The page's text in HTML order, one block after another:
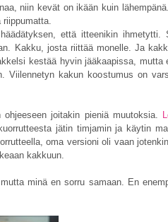
niin kevät on ikään kuin
riippumatta.
että itteenikin ihmetytti.
Kakku, josta riittää monelle. Ja
kestää hyvin jääkaapissa, mutta
Viilennetyn kakun koostumus on
ohjeeseen joitakin pieniä muutoksia.
jätin timjamin ja käytin
oma versioni oli vaan
kakkuun.
minä en sorru samaan. En